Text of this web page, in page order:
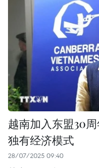
越南加入东盟30
独有经济模式
28/07/2025 09:40